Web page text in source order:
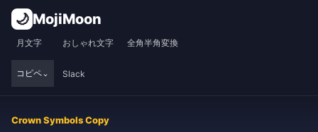
🌙 MojiMoon
月文字 おしゃれ文字 全角半角変換
コピペ Slack
Crown Symbols Copy